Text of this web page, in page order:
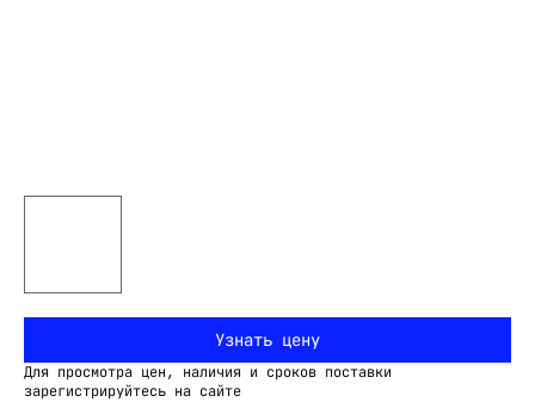
Узнать цену
Для просмотра цен, наличия и сроков поставки
зарегистрируйтесь на сайте